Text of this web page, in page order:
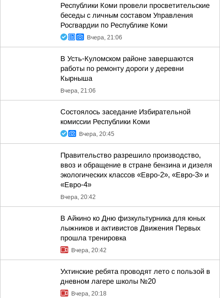
Республики Коми провели просветительские
беседы с личным составом Управления
Росгвардии по Республике Коми
Вчера, 21:06
В Усть-Куломском районе завершаются
работы по ремонту дороги у деревни
Кырныша
Вчера, 21:06
Состоялось заседание Избирательной
комиссии Республики Коми
Вчера, 20:45
Правительство разрешило производство,
ввоз и обращение в стране бензина и дизеля
экологических классов «Евро-2», «Евро-3» и
«Евро-4»
Вчера, 20:42
В Айкино ко Дню физкультурника для юных
лыжников и активистов Движения Первых
прошла тренировка
Вчера, 20:42
Ухтинские ребята проводят лето с пользой в
дневном лагере школы №20
Вчера, 20:18